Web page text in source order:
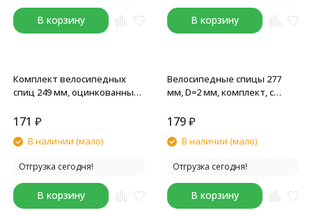
В корзину В корзину
Комплект велосипедных
спиц 249 мм, оцинкованные,
серебристый, 18 шт
171 ₽
В наличии (мало)
Отгрузка сегодня!
В корзину
Велосипедные спицы 277
мм, D=2 мм, комплект, с
silver, 18 шт
179₽
В наличии (мало)
Отгрузка сегодня!
В корзину